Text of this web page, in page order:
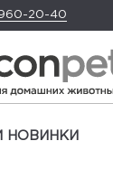
20-40
НОВИНКИ